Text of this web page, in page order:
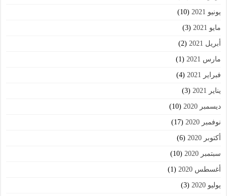
يونيو 2021 (10)
مايو 2021 (3)
أبريل 2021 (2)
مارس 2021 (1)
فبراير 2021 (4)
يناير 2021 (3)
ديسمبر 2020 (10)
نوفمبر 2020 (17)
أكتوبر 2020 (6)
سبتمبر 2020 (10)
أغسطس 2020 (1)
يوليو 2020 (3)